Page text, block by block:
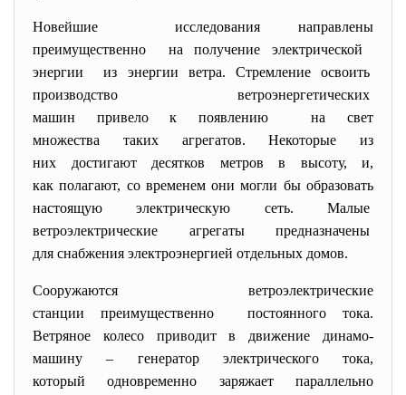
Новейшие исследования направлены
преимущественно на получение электрической
энергии из энергии ветра. Стремление освоить
производство ветроэнергетических
машин привело к появлению на свет
множества таких агрегатов. Некоторые из
них достигают десятков метров в высоту, и,
как полагают, со временем они могли бы образовать
настоящую электрическую сеть. Малые
ветроэлектрические агрегаты предназначены
для снабжения электроэнергией отдельных домов.
Сооружаются ветроэлектрические
станции преимущественно постоянного тока.
Ветряное колесо приводит в движение динамо-
машину – генератор электрического тока,
который одновременно заряжает параллельно